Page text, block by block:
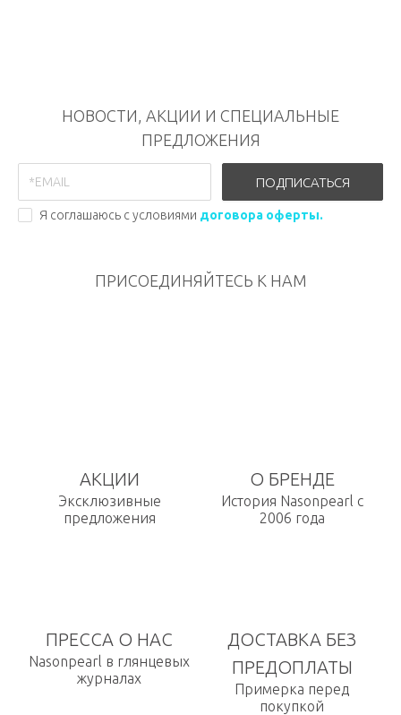
НОВОСТИ, АКЦИИ И СПЕЦИАЛЬНЫЕ
ПРЕДЛОЖЕНИЯ
ПОДПИСАТЬСЯ
Я соглашаюсь с условиями договора оферты.
ПРИСОЕДИНЯЙТЕСЬ К НАМ
АКЦИИ
Эксклюзивные
предложения
О БРЕНДЕ
История Nasonpearl с
2006 года
ПРЕССА О НАС
Nasonpearl в глянцевых
журналах
ДОСТАВКА БЕЗ
ПРЕДОПЛАТЫ
Примерка перед
покупкой